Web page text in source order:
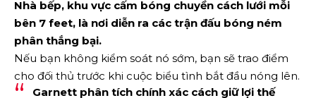
Nhà bếp, khu vực cấm bóng chuyền cách lưới mỗi
bên 7 feet, là nơi diễn ra các trận đấu bóng ném
phân thắng bại.
Nếu bạn không kiểm soát nó sớm, bạn sẽ trao điểm
cho đối thủ trước khi cuộc biểu tình bắt đầu nóng lên.
Garnett phân tích chính xác cách giữ lợi thế